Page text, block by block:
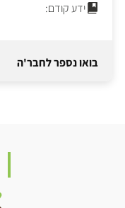
ידע קודם:
בואו נספר לחבר'ה